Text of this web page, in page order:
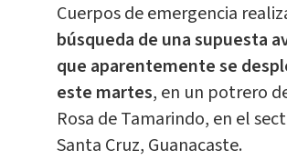
Cuerpos de emergencia
búsqueda de una supuesta
que aparentemente se
este martes, en un potrero
Rosa de Tamarindo, en el
Santa Cruz, Guanacaste.